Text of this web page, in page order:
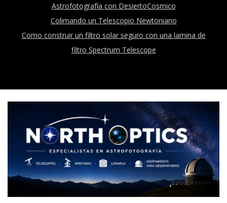
Astrofotografía con DesiertoCosmico
Colimando un Telescopio Newtoniano
Como construir un filtro solar seguro con una lamina de
filtro Spectrum Telescope